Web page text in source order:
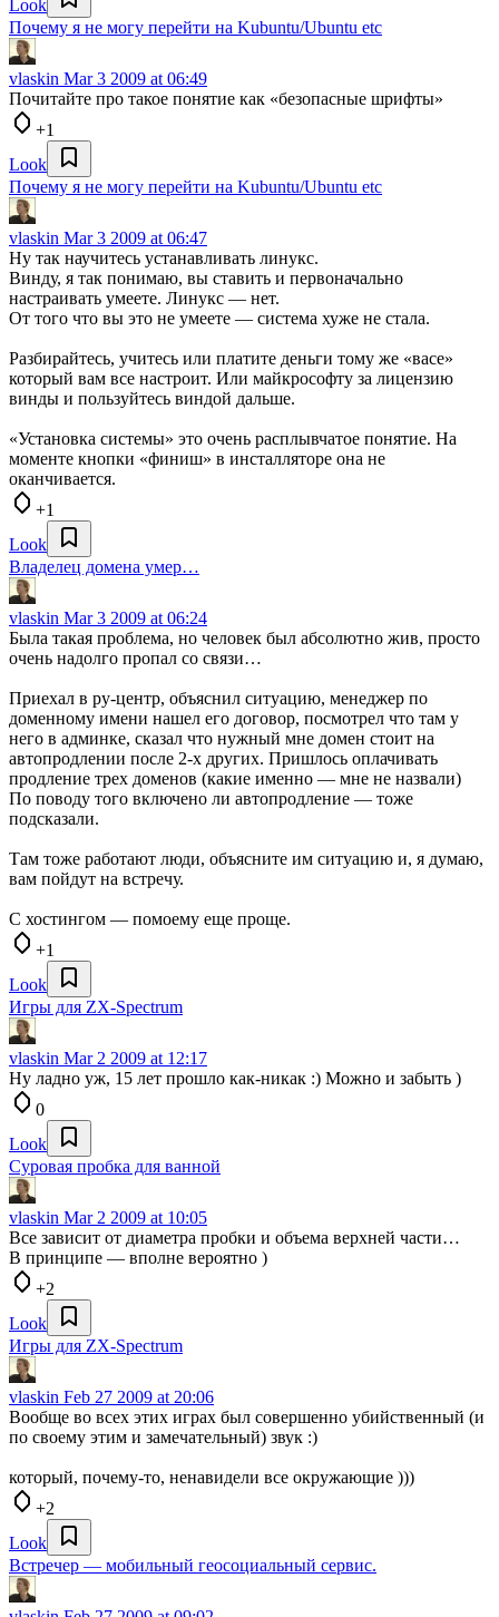
Look
Почему я не могу перейти на Kubuntu/Ubuntu etc
vlaskin Mar 3 2009 at 06:49
Почитайте про такое понятие как «безопасные шрифты»
+1
Look
Почему я не могу перейти на Kubuntu/Ubuntu etc
vlaskin Mar 3 2009 at 06:47
Ну так научитесь устанавливать линукс.
Винду, я так понимаю, вы ставить и первоначально
настраивать умеете. Линукс — нет.
От того что вы это не умеете — система хуже не стала.
Разбирайтесь, учитесь или платите деньги тому же «васе»
который вам все настроит. Или майкрософту за лицензию
винды и пользуйтесь виндой дальше.
«Установка системы» это очень расплывчатое понятие. На
моменте кнопки «финиш» в инсталляторе она не
оканчивается.
+1
Look
Владелец домена умер…
vlaskin Mar 3 2009 at 06:24
Была такая проблема, но человек был абсолютно жив, просто
очень надолго пропал со связи…
Приехал в ру-центр, объяснил ситуацию, менеджер по
доменному имени нашел его договор, посмотрел что там у
него в админке, сказал что нужный мне домен стоит на
автопродлении после 2-х других. Пришлось оплачивать
продление трех доменов (какие именно — мне не назвали)
По поводу того включено ли автопродление — тоже
подсказали.
Там тоже работают люди, объясните им ситуацию и, я думаю,
вам пойдут на встречу.
С хостингом — помоему еще проще.
+1
Look
Игры для ZX-Spectrum
vlaskin Mar 2 2009 at 12:17
Ну ладно уж, 15 лет прошло как-никак :) Можно и забыть )
0
Look
Суровая пробка для ванной
vlaskin Mar 2 2009 at 10:05
Все зависит от диаметра пробки и объема верхней части…
В принципе — вполне вероятно )
+2
Look
Игры для ZX-Spectrum
vlaskin Feb 27 2009 at 20:06
Вообще во всех этих играх был совершенно убийственный (и
по своему этим и замечательный) звук :)
который, почему-то, ненавидели все окружающие )))
+2
Look
Встречер — мобильный геосоциальный сервис.